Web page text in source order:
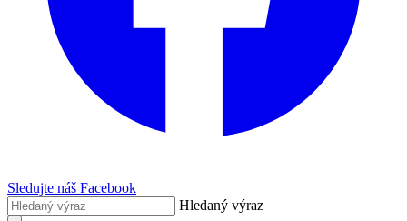
Sledujte náš Facebook
Hledaný výraz